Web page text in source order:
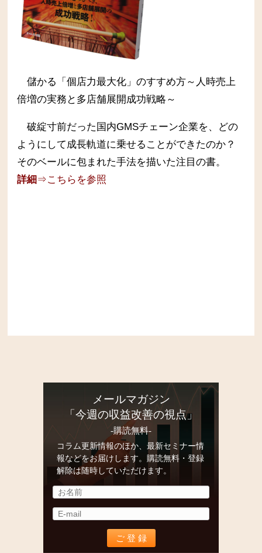
儲かる「個店力最大化」のすすめ方～人時売上
倍増の実務と多店舗展開成功戦略～
破綻寸前だった国内GMSチェーン企業を、どの
ようにして成長軌道に乗せることができたのか？
そのベールに包まれた手法を描いた注目の書。
詳細 ⇒こちらを参照
メールマガジン
「今週の収益改善の視点」
-購読無料-
コラム更新情報のほか、最新セミナー情
報などをお届けします。購読無料・登録
解除は随時していただけます。